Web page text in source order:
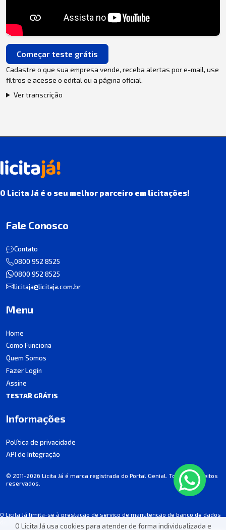
O Licita Já usa cookies para atender de forma individualizada e
Começar teste grátis
Cadastre o que sua empresa vende, receba alertas por e-mail, use
filtros e acesse o edital ou a página oficial.
Ver transcrição
O Licita Já é o seu melhor parceiro em licitações!
O Licita Já limita-se à prestação de serviço de manutenção de banco de dados
de licitações, não participando dos processos.
Fale Conosco
Contato
0800 952 8525
0800 952 8525
licitaja@licitaja.com.br
Menu
Home
Como Funciona
Quem Somos
Fazer Login
Assine
TESTAR GRÁTIS
Informações
Política de privacidade
API de Integração
© 2011-2026 Licita Já é marca registrada do Portal Genial. Todos os direitos
reservados.